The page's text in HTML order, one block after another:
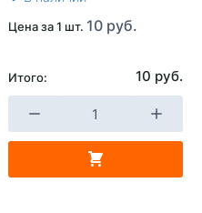
Цена за 1 шт. 10 руб.
Итого: 10 руб.